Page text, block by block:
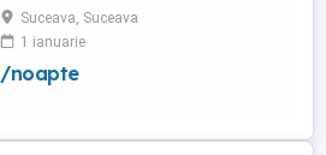
variata de apartamente si garsoniere
situate in puncte cheie ale orasului
Suceava: Bulevardul George Enescu. In
centrul Orasului pe Esplanada langa
Suceava, Suceava
1 ianuarie
/noapte